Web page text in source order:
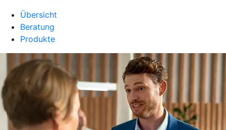
Übersicht
Beratung
Produkte